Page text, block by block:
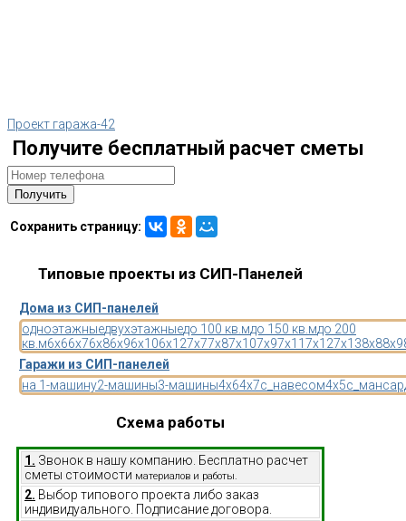
Проект гаража-42
Получите бесплатный расчет сметы
Сохранить страницу:
Типовые проекты из СИП-Панелей
Дома из СИП-панелей
одноэтажныедвухэтажныедо 100 кв.мдо 150 кв.мдо 200
кв.м6x66x76x86x96x106x127x77x87x107x97x11 7x127x138x88x9
Гаражи из СИП-панелей
на 1-машину2-машины3-машины4x64x7с_навесом4x5
Схема работы
1. Звонок в нашу компанию. Бесплатно расчет
сметы стоимости материалов и работы.
2. Выбор типового проекта либо заказ
индивидуального. Подписание договора.